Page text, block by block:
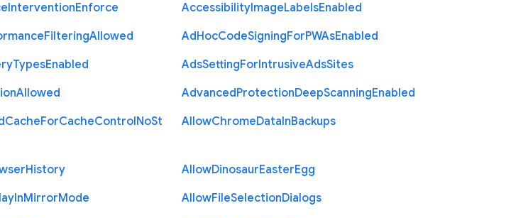
InterventionEnforce AccessibilityImageLabelsEnabled
FilteringAllowed AdHocCodeSigningForPWAsEnabled
TypesEnabled AdsSettingForIntrusiveAdsSites
Allowed AdvancedProtectionDeepScanningEnabled
CacheForCacheControlNoSt
AllowChromeDataInBackups
History AllowDinosaurEasterEgg
InMirrorMode AllowFileSelectionDialogs